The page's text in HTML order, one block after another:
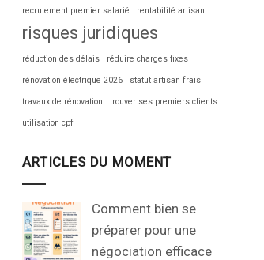
recrutement premier salarié rentabilité artisan
risques juridiques
réduction des délais réduire charges fixes
rénovation électrique 2026 statut artisan frais
travaux de rénovation trouver ses premiers clients
utilisation cpf
ARTICLES DU MOMENT
Comment bien se
préparer pour une
négociation efficace